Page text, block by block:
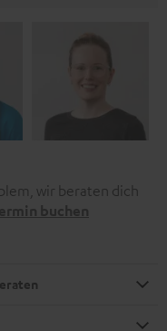
wir beraten dich
buchen